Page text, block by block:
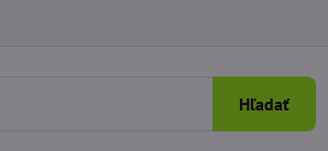
Hľadať